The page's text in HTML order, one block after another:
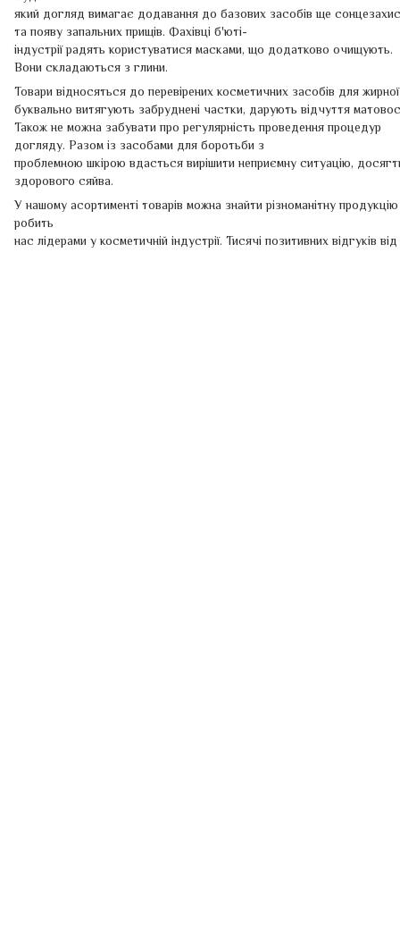
який догляд вимагає додавання до базових засобів ще
та появу запальних прищів. Фахівці б'юті-
індустрії радять користуватися масками, що додатково очищують.
Вони складаються з глини.
Товари відносяться до перевірених косметичних засобів для
буквально витягують забруднені частки, дарують відчуття
Також не можна забувати про регулярність проведення процедур
догляду. Разом із засобами для боротьби з
проблемною шкірою вдасться вирішити неприємну ситуацію,
здорового сяйва.
У нашому асортименті товарів можна знайти різноманітну
робить
нас лідерами у косметичній індустрії. Тисячі позитивних відгуків